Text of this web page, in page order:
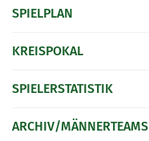
SPIELPLAN
KREISPOKAL
SPIELERSTATISTIK
ARCHIV/MÄNNERTEAMS